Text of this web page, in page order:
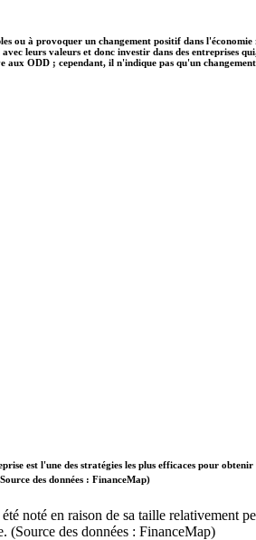
ou à provoquer un changement positif dans
leurs valeurs et donc investir dans des entreprises
aux ODD ; cependant, il n'indique pas qu'un
est l'une des stratégies les plus efficaces pour
des données : FinanceMap)
noté en raison de sa taille
(Source des données : FinanceMap)